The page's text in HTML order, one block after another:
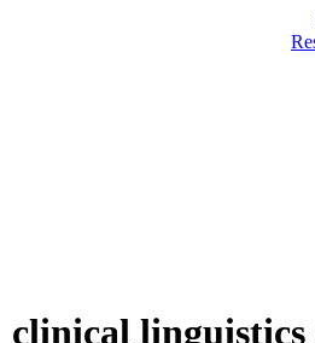
clinical linguistics